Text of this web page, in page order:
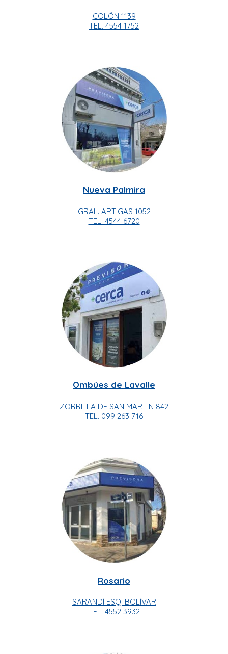
COLÓN 1139
TEL. 4554 1752
Nueva Palmira
GRAL. ARTIGAS 1052
TEL. 4544 6720
Ombúes de Lavalle
ZORRILLA DE SAN MARTIN 842
TEL. 099 263 716
Rosario
SARANDÍ ESQ. BOLÍVAR
TEL. 4552 3932